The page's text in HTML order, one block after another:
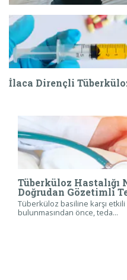
İlaca Dirençli
Tüberküloz Hastalığı
Doğrudan Gözetimli
Tüberküloz basiline karşı etkili
bulunmasından önce, teda...